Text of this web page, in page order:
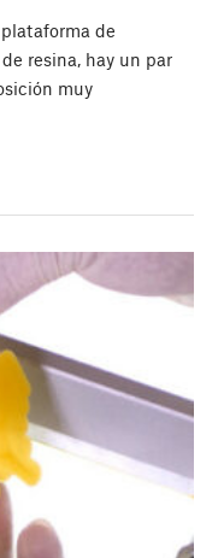
de
resina, hay un par
muy